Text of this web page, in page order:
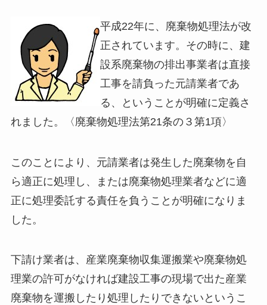
平成22年に、廃棄物処理法が改
正されています。その時に、建
設系廃棄物の排出事業者は直接
工事を請負った元請業者であ
る、ということが明確に定義さ
れました。〈廃棄物処理法第21条の３第1項〉
このことにより、元請業者は発生した廃棄物を自
ら適正に処理し、または廃棄物処理業者などに適
正に処理委託する責任を負うことが明確になりま
した。
下請け業者は、産業廃棄物収集運搬業や廃棄物処
理業の許可がなければ建設工事の現場で出た産業
廃棄物を運搬したり処理したりできないというこ